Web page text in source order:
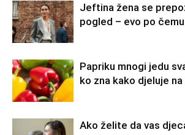
Jeftina žena se
pogled – evo po čemu
Papriku mnogi jedu
ko zna kako djeluje
Ako želite da vas